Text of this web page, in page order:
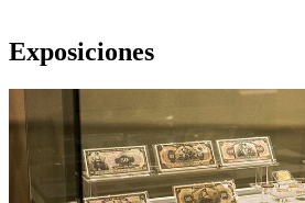
Exposiciones